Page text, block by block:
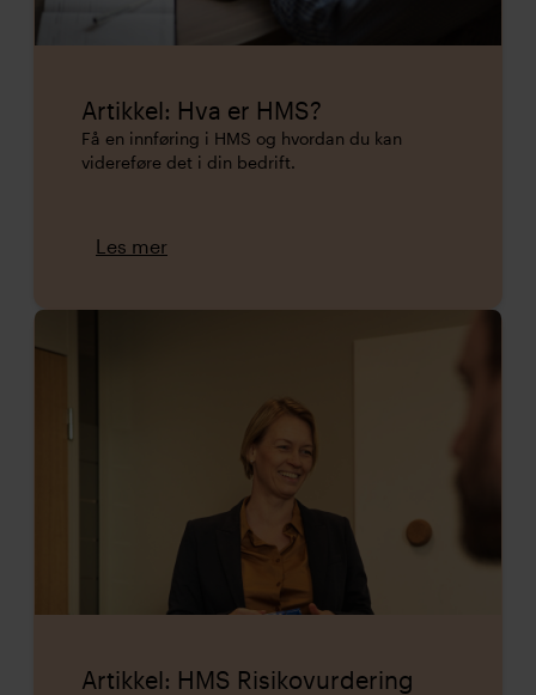
Artikkel: Hva er HMS?
Få en innføring i HMS og hvordan du kan
videreføre det i din bedrift.
Les mer
Artikkel: HMS Risikovurdering